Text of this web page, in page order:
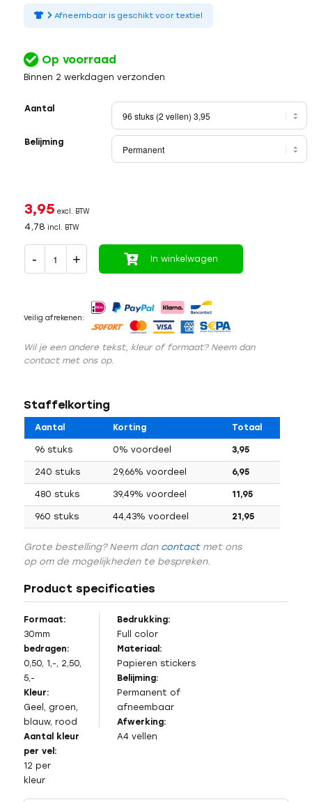
Afneembaar is geschikt voor textiel
Op voorraad
Binnen 2 werkdagen verzonden
Aantal
Belijming
3,95 excl. BTW
4,78 incl. BTW
In winkelwagen
Veilig afrekenen:
Wil je een andere tekst, kleur of formaat? Neem dan
contact met ons op.
Staffelkorting
Aantal Korting Totaal
96 stuks 0% voordeel 3,95
240 stuks 29,66% voordeel 6,95
480 stuks 39,49% voordeel 11,95
960 stuks 44,43% voordeel 21,95
Grote bestelling? Neem dan contactmet ons
op om de mogelijkheden te bespreken.
Product specificaties
Formaat:
30mm
bedragen:
0,50, 1,-, 2,50,
5,-
Kleur:
Geel, groen,
blauw, rood
Aantal kleur
per vel:
12 per
kleur
Bedrukking:
Full color
Materiaal:
Papieren stickers
Belijming:
Permanent of
afneembaar
Afwerking:
A4 vellen